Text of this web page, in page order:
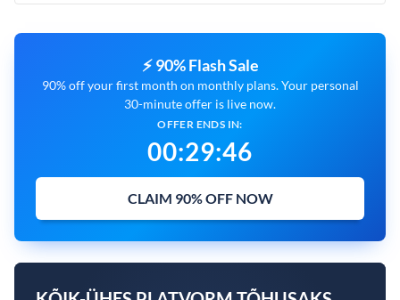
⚡ 90% Flash Sale
90% off your first month on monthly plans. Your personal
30-minute offer is live now.
OFFER ENDS IN:
00:29:45
CLAIM 90% OFF NOW